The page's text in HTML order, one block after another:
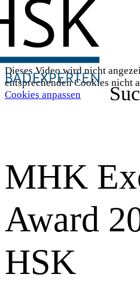
Dieses Video wird nicht
entsprechenden Cookies nicht
Cookies anpassen
MHK
Award
HSK